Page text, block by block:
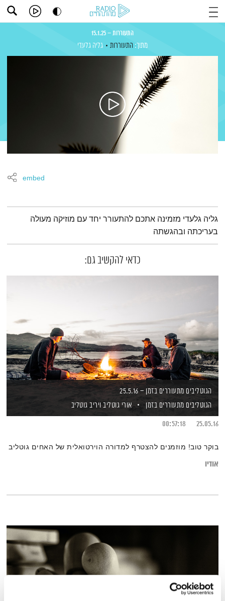
התעוררות – 15.1.25
מתוך: התעוררות גליה גלעדי
embed
תמצית הפודקאסט
גליה גלעדי מזמינה אתכם להתעורר יחד עם מוזיקה מעולה
בעריכתה ובהגשתה
כדאי להקשיב גם:
הגוטליבים מתעוררים בזמן – 25.5.16
הגוטליבים מתעוררים בזמן
אורי גוטליב ויריב גוטליב
25.05.16
00:57:18
בוקר טוב! מוזמנים להצטרף למדורה הוירטואלית של האחים גוטליב
אודיו